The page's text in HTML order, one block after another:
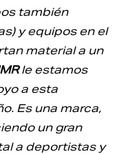
también
y equipos en el
material a un
le estamos
a esta
Es una marca,
un gran
a deportistas y